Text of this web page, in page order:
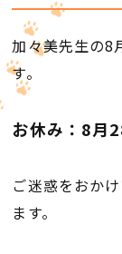
加々美先生の8
す。
お休み：8月
ご迷惑をおか
ます。